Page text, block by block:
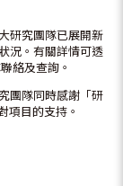
研究團隊已展開新
況。有關詳情可透
絡及查詢。
團隊同時感謝「研
項目的支持。